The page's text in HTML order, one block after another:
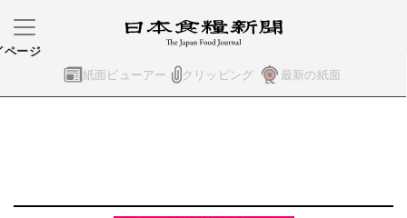
紙面ビューアー クリッピング 最新の紙面
ページ